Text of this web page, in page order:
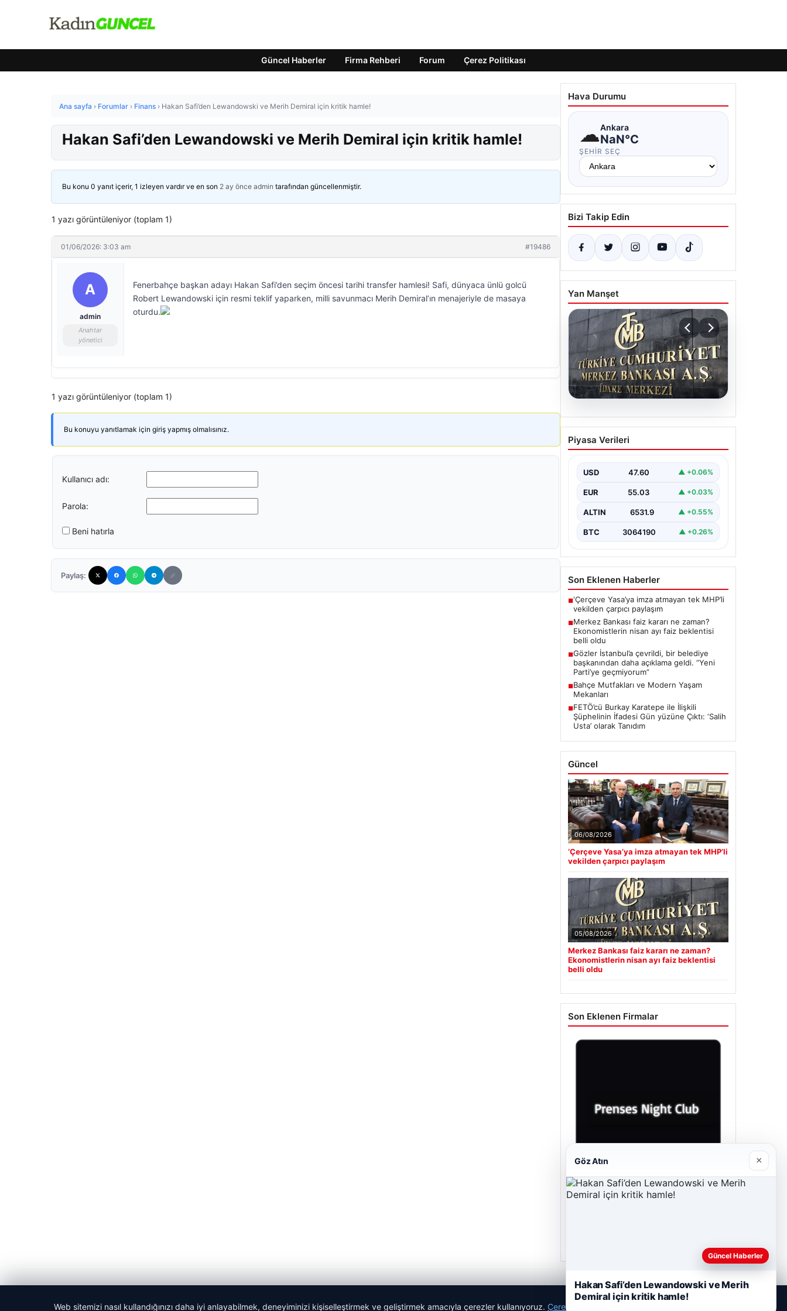
Güncel Haberler Firma Rehberi Forum Çerez Politikası
Ana sayfa › Forumlar › Finans › Hakan Safi’den Lewandowski ve Merih Demiral için kritik hamle!
Hakan Safi’den Lewandowski ve Merih Demiral için kritik hamle!
Bu konu 0 yanıt içerir, 1 izleyen vardır ve en son 2 ay önce admin tarafından güncellenmiştir.
1 yazı görüntüleniyor (toplam 1)
01/06/2026: 3:03 am #19486
A
admin
Anahtar
yönetici
Fenerbahçe başkan adayı Hakan Safi’den seçim öncesi tarihi transfer hamlesi! Safi, dünyaca ünlü golcü
Robert Lewandowski için resmi teklif yaparken, milli savunmacı Merih Demiral’ın menajeriyle de masaya
oturdu.
1 yazı görüntüleniyor (toplam 1)
Bu konuyu yanıtlamak için giriş yapmış olmalısınız.
Kullanıcı adı:
Parola:
Beni hatırla
Paylaş:
Hava Durumu
☁Ankara
NaN°C
ŞEHIR SEÇ
Bizi Takip Edin
Yan Manşet
Merkez Bankası faiz kararı
ne zaman? Ekonomistlerin
belli oldu
Piyasa Verileri
USD 47.60 ▲ +0.06%
EUR 55.03 ▲ +0.03%
ALTIN 6531.9 ▲ +0.55%
BTC 3064190 ▲ +0.26%
Son Eklenen Haberler
■‘Çerçeve Yasa’ya imza atmayan tek MHP’li
vekilden çarpıcı paylaşım
■Merkez Bankası faiz kararı ne zaman?
Ekonomistlerin nisan ayı faiz beklentisi
belli oldu
■Gözler İstanbul’a çevrildi, bir belediye
başkanından daha açıklama geldi. “Yeni
Parti’ye geçmiyorum”
■Bahçe Mutfakları ve Modern Yaşam
Mekanları
■FETÖ’cü Burkay Karatepe ile İlişkili
Şüphelinin İfadesi Gün yüzüne Çıktı: ‘Salih
Usta’ olarak Tanıdım
Güncel
06/08/2026
‘Çerçeve Yasa’ya imza atmayan tek MHP’li
vekilden çarpıcı paylaşım
05/08/2026
Merkez Bankası faiz kararı ne zaman?
Ekonomistlerin nisan ayı faiz beklentisi
belli oldu
Son Eklenen Firmalar
Prenses Night Club
Web sitemizi nasıl kullandığınızı daha iyi anlayabilmek, deneyiminizi kişiselleştirmek ve geliştirmek amacıyla çerezler kullanıyoruz. Çerez Politikamız
Göz Atın ×
Güncel Haberler
Hakan Safi’den Lewandowski ve Merih
Demiral için kritik hamle!